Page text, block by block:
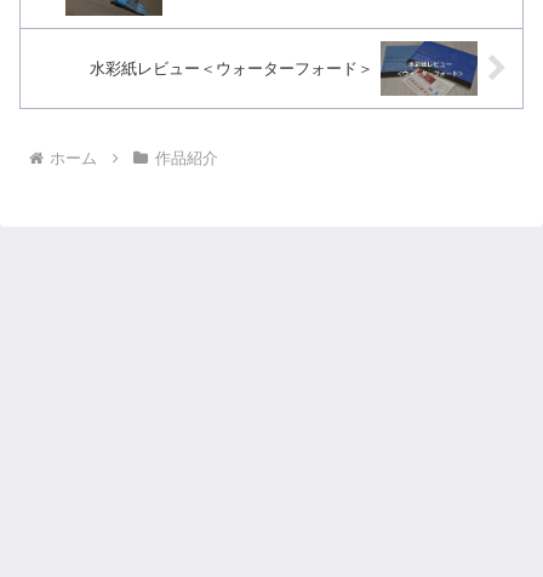
水彩紙レビュー＜ウォーターフォード＞
ホーム 作品紹介